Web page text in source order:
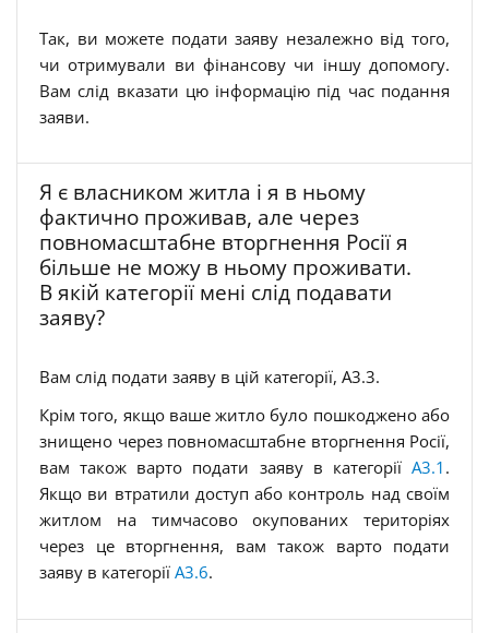
Так, ви можете подати заяву незалежно від того,
чи отримували ви фінансову чи іншу допомогу.
Вам слід вказати цю інформацію під час подання
заяви.
Я є власником житла і я в ньому
фактично проживав, але через
повномасштабне вторгнення Росії я
більше не можу в ньому проживати.
В якій категорії мені слід подавати
заяву?
Вам слід подати заяву в цій категорії, A3.3.
Крім того, якщо ваше житло було пошкоджено або
знищено через повномасштабне вторгнення Росії,
вам також варто подати заяву в категорії A3.1 .
Якщо ви втратили доступ або контроль над своїм
житлом на тимчасово окупованих територіях
через це вторгнення, вам також варто подати
заяву в категорії A3.6.